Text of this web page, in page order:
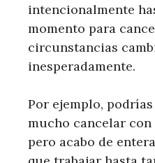
intencionalmente
momento para
circunstancias
inesperadamente.
Por ejemplo,
mucho cancelar
pero acabo de